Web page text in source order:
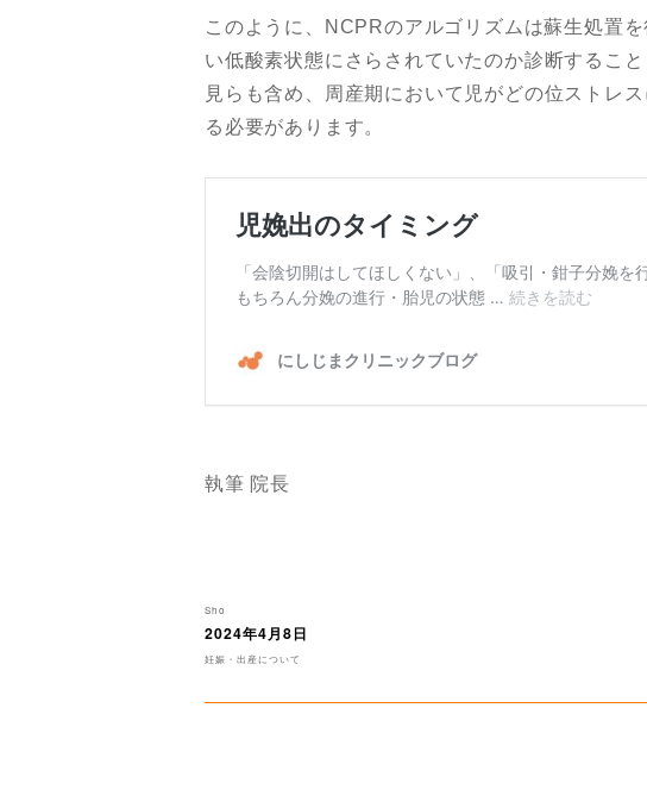
このように、NCPRのアルゴリズムは蘇生処置
い低酸素状態にさらされていたのか診断するこ
見らも含め、周産期において児がどの位ストレ
る必要があります。
執筆 院長
投
者
Sho
投
日:
2024年4月8日
カ
リ
妊娠・出産について